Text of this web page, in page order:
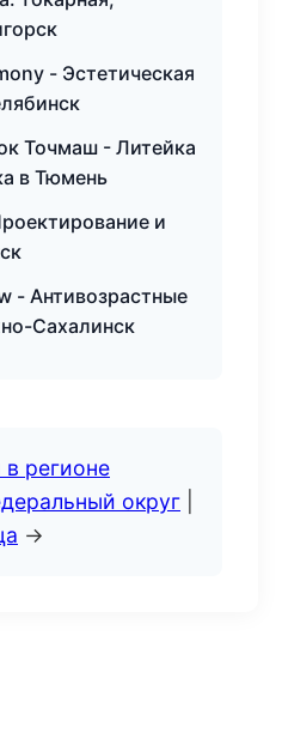
- Эстетическая
Точмаш - Литейка
в Тюмень
и
- Антивозрастные
Сахалинск
регионе
округ
→